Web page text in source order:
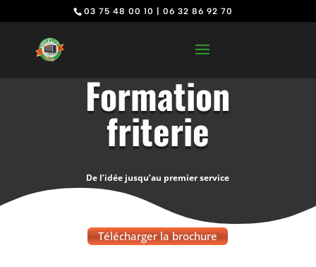
03 75 48 00 10 |06 32 86 92 70
Formation
friterie
De l’idée jusqu’au premier service
Télécharger la brochure